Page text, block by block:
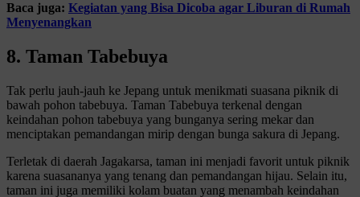
Baca juga: Kegiatan yang Bisa Dicoba agar Liburan di Rumah
Menyenangkan
8. Taman Tabebuya
Tak perlu jauh-jauh ke Jepang untuk menikmati suasana piknik di
bawah pohon tabebuya. Taman Tabebuya terkenal dengan
keindahan pohon tabebuya yang bunganya sering mekar dan
menciptakan pemandangan mirip dengan bunga sakura di Jepang.
Terletak di daerah Jagakarsa, taman ini menjadi favorit untuk piknik
karena suasananya yang tenang dan pemandangan hijau. Selain itu,
taman ini juga memiliki kolam buatan yang menambah keindahan